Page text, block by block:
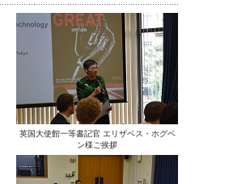
英国大使館一等書記官 エリザベス・ホグベ
ン様ご挨拶